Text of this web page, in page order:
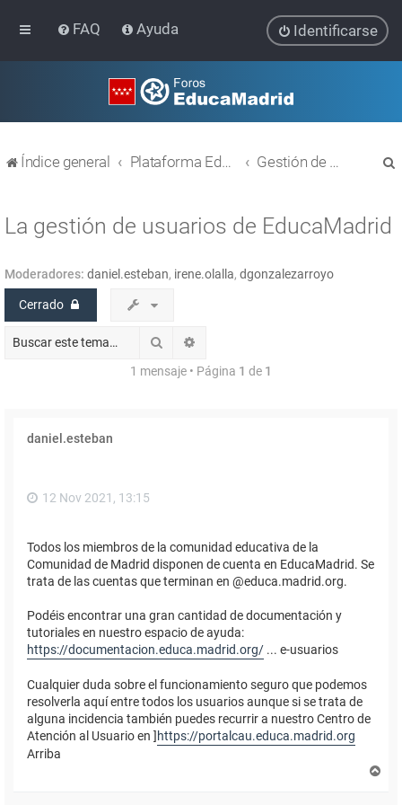
FAQ Ayuda Identificarse
Índice general Plataforma Educativa EducaMadrid Gestión de usuarios
La gestión de usuarios de EducaMadrid
Moderadores: daniel.esteban, irene.olalla, dgonzalezarroyo
Cerrado
Buscar
1 mensaje • Página 1 de 1
daniel.esteban
12 Nov 2021, 13:15
Todos los miembros de la comunidad educativa de la
Comunidad de Madrid disponen de cuenta en EducaMadrid. Se
trata de las cuentas que terminan en @educa.madrid.org.
Podéis encontrar una gran cantidad de documentación y
tutoriales en nuestro espacio de ayuda:
https://documentacion.educa.madrid.org/ ... e-usuarios
Cualquier duda sobre el funcionamiento seguro que podemos
resolverla aquí entre todos los usuarios aunque si se trata de
alguna incidencia también puedes recurrir a nuestro Centro de
Atención al Usuario en ] https://portalcau.educa.madrid.org
Arriba